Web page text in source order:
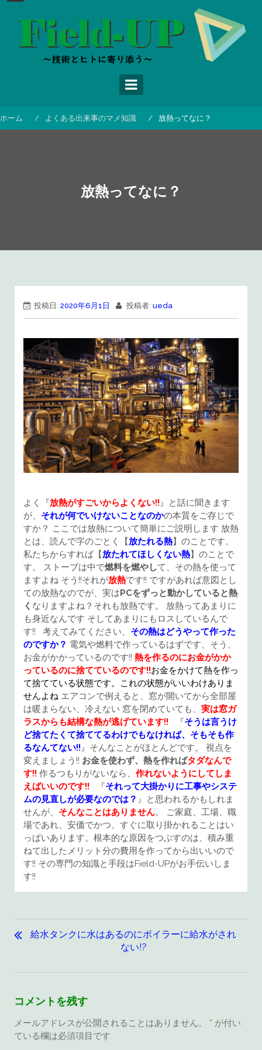
プ
ホーム よくある出来事のマメ知識 放熱ってなに？
放熱ってなに？
投稿日: 2020年6月1日 投稿者: ueda
よく『放熱がすごいからよくない!!』と話に聞きます
が、 それが何でいけないことなのかの本質をご存じで
すか？ ここでは放熱について簡単にご説明します 放熱
とは、読んで字のごとく【放たれる熱】のことです。
私たちからすれば【放たれてほしくない熱】のことで
す。 ストーブは中で燃料を燃やして、その熱を使って
ますよね そう!!それが放熱です!! ですがあれば意図とし
ての放熱なのでが、実はPCをずっと動かしていると熱
く なりますよね？それも放熱です。 放熱ってあまりに
も身近なんです そしてあまりにもロスしているんで
す!! 考えてみてください、 その熱はどうやって作った
のですか？ 電気や燃料で作っているはずです、そう、
お金がかかっているのです!! 熱を作るのにお金がかか
っているのに捨てているのです!!お金をかけて熱を作っ
て捨てている状態です。これの状態がいいわけありま
せんよねエアコンで例えると、窓が開いてから全部屋
は暖まらない、冷えない 窓を閉めていても、 実は窓ガ
ラスからも結構な熱が逃げています!! 『そうは言うけ
ど捨てたくて捨ててるわけでもなければ、そもそも作
るなんてない!!』そんなことがほとんどです。 視点を
変えましょう!! お金を使わず、熱を作ればタダなんで
す!! 作るつもりがないなら、 作れないようにしてしま
えばいいのです!! 『それって大掛かりに工事やシステ
ムの見直しが必要なのでは？ 』と思われるかもしれま
せんが、 そんなことはありません。 ご家庭、工場、職
場であれ、安価でかつ、すぐに取り掛かれることはい
っぱいあります。根本的な原因をつぶすのは、積み重
ねて出したメリット分の費用を作ってから出いいので
す!! その専門の知識と手段はField-UPがお手伝いしま
す!!
投
稿
シ
ョ
ン
給水タンクに水はあるのにボイラーに給水がされ
ない!?
コメントを残す
メールアドレスが公開されることはありません。 * が付い
ている欄は必須項目です